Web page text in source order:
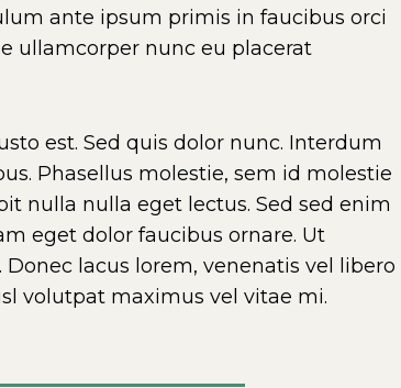
ante ipsum primis in faucibus orci
ullamcorper nunc eu placerat
est. Sed quis dolor nunc. Interdum
Phasellus molestie, sem id molestie
nulla nulla eget lectus. Sed sed enim
eget dolor faucibus ornare. Ut
lacus lorem, venenatis vel libero
volutpat maximus vel vitae mi.